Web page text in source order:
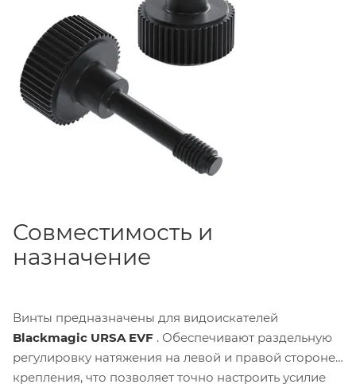
Совместимость и
назначение
Винты предназначены для видоискателей
Blackmagic URSA EVF . Обеспечивают раздельную
регулировку натяжения на левой и правой стороне
крепления, что позволяет точно настроить усилие